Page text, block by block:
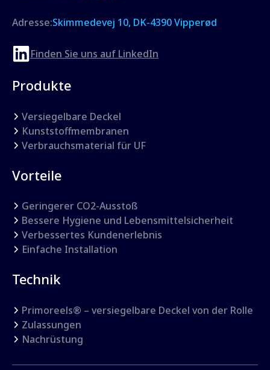
Adresse:Skimmedevej 10, DK-4390 Vipperød
Finden Sie uns auf LinkedIn
Produkte
Versiegelbare Deckel
Kunststoffmembranen
Verbrauchsmaterial für UF
Vorteile
Geringerer CO2-Ausstoß
Bessere Hygiene und Lebensmittelsicherheit
Verbessertes Kundenerlebnis
Einfache Installation
Technik
Primoreels® – versiegelbare Deckel von der Rolle
Zulassungen
Nachrüstung